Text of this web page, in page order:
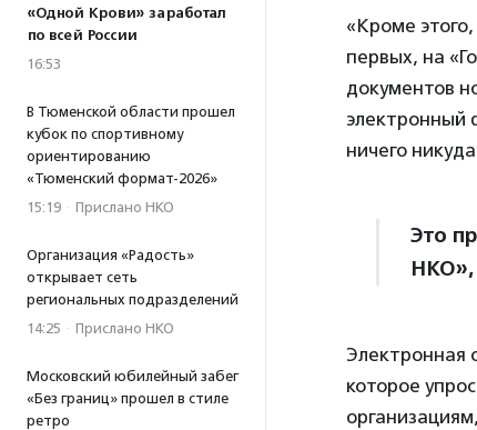
«Одной Крови» заработал
по всей России
16:53
В Тюменской области прошел
кубок по спортивному
ориентированию
«Тюменский формат-2026»
15:19 · Прислано НКО
Организация «Радость»
открывает сеть
региональных подразделений
14:25 · Прислано НКО
Московский юбилейный забег
«Без границ» прошел в стиле
ретро
«Кроме
первых, на
документов
электронный
ничего
Это
НКО»,
Электронная
которое